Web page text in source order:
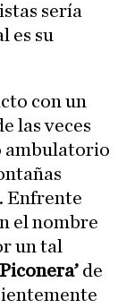
sería
es su
con un
las veces
ambulatorio
Enfrente
el nombre
un tal
de